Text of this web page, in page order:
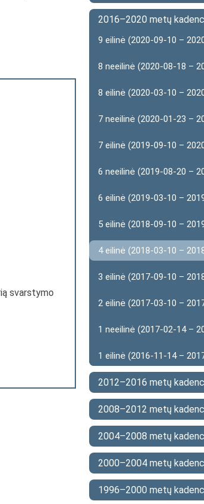
svarstymo
2016–2020 metų
9 eilinė (2020-09-10 –
8 neeilinė (2020-08-18 –
8 eilinė (2020-03-10 –
7 neeilinė (2020-01-23 –
7 eilinė (2019-09-10 –
6 neeilinė (2019-08-20 –
6 eilinė (2019-03-10 –
5 eilinė (2018-09-10 –
4 eilinė (2018-03-10 –
3 eilinė (2017-09-10 –
2 eilinė (2017-03-10 –
1 neeilinė (2017-02-14 –
1 eilinė (2016-11-14 –
2012–2016 metų
2008–2012 metų
2004–2008 metų
2000–2004 metų
1996–2000 metų